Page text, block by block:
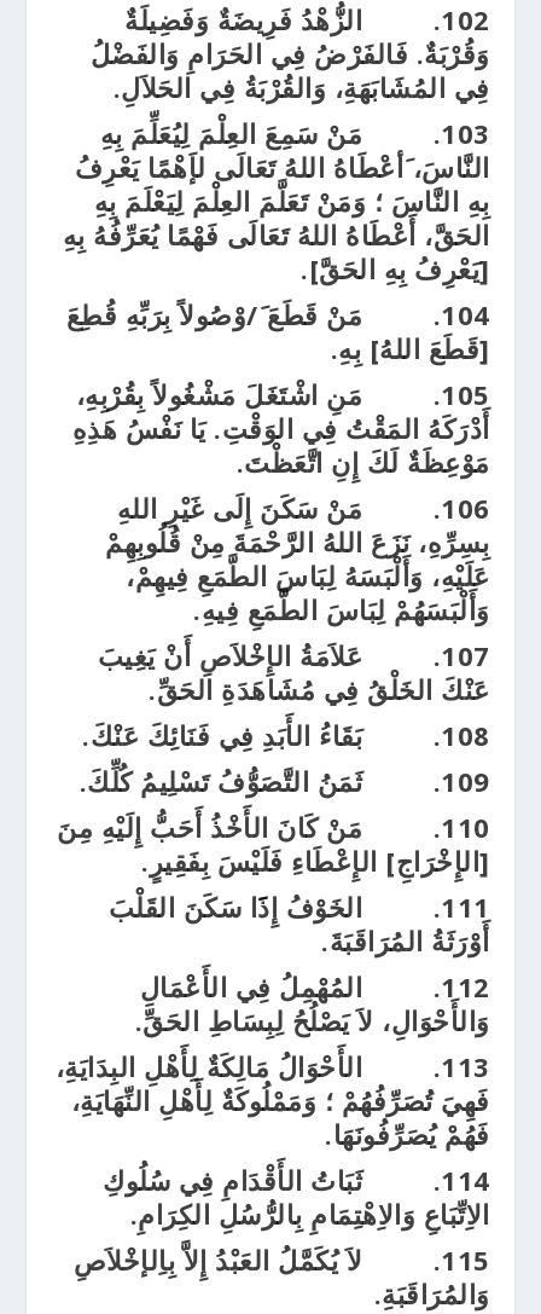
102.
الزُّهْدُ فَرِيضَةٌ وَفَضِيلَةٌ
وَقُرْبَةٌ. فَالفَرْضُ فِي الحَرَامِ وَالفَضْلُ
فِي المُشَابَهَةِ، وَالقُرْبَةُ فِي الحَلاَلِ.
103.
مَنْ سَمِعَ العِلْمَ لِيُعَلِّمَ بِهِ
النَّاسَ، َأعْطَاهُ اللهُ تَعَالَى لإَهْمًا يَعْرِفُ
بِهِ النَّاسَ ؛ وَمَنْ تَعَلَّمَ العِلْمَ لِيَعْلَمَ بِهِ
الحَقَّ، أَعْطَاهُ اللهُ تَعَالَى فَهْمًا يُعَرِّفُهُ بِهِ
[يَعْرِفُ بِهِ الحَقَّ].
104.
مَنْ قَطَعَ َ/وْصُولاً بِرَبِّهِ قُطِعَ
[قَطَعَ اللهُ] بِهِ.
105.
مَنِ اشْتَغَلَ مَشْغُولاً بِقُرْبِهِ،
أَدْرَكَهُ المَقْتُ فِي الوَقْتِ. يَا نَفْسُ هَذِهِ
مَوْعِظَةٌ لَكَ إِنِ اتَّعَظْتَ.
106.
مَنْ سَكَنَ إِلَى غَيْرِ اللهِ
بِسِرِّهِ، نَزَعَ اللهُ الرَّحْمَةَ مِنْ قُلُوبِهِمْ
عَلَيْهِ، وَأَلْبَسَهُ لِبَاسَ الطَّمَعِ فِيهِمْ،
وَأَلْبَسَهُمْ لِبَاسَ الطَّمَعِ فِيهِ.
107.
عَلاَمَةُ الإِخْلاَصِ أَنْ يَغِيبَ
عَنْكَ الخَلْقُ فِي مُشَاهَدَةِ الحَقِّ.
108.
بَقَاءُ الأَبَدِ فِي فَنَائِكَ عَنْكَ.
109.
ثَمَنُ التَّصَوُّفُ تَسْلِيمُ كُلِّكَ.
110.
مَنْ كَانَ الأَخْذُ أَحَبُّ إِلَيْهِ مِنَ
[الإِخْرَاجِ] الإِعْطَاءِ فَلَيْسَ بِفَقِيرٍ.
111.
الخَوْفُ إِذََا سَكَنَ القَلْبَ
أَوْرَثَةُ المُرَاقَبَةَ.
112.
المُهْمِلُ فِي الأَعْمَالِ
وَالأَحْوَالِ، لاَ يَصْلُحُ لِبِسَاطِ الحَقِّ.
113.
الأَحْوَالُ مَالِكَةٌ لِأَهْلِ البِدَايَةِ،
فَهِيَ تُصَرِّفُهُمْ ؛ وَمَمْلُوكَةٌ لِأَهْلِ النِّهَايَةِ،
فَهُمْ يُصَرِّفُونَهَا.
114.
ثَبَاتُ الأَقْدَامِ فِي سُلُوكِ
الاِتِّبَاعِ وَالاِهْتِمَامِ بِالرُّسُلِ الكِرَامِ.
115.
لاَ يُكَمَّلُ العَبْدُ إِلاَّ بِاِلإخْلاَصِ
وَالمُرَاقَبَةِ.